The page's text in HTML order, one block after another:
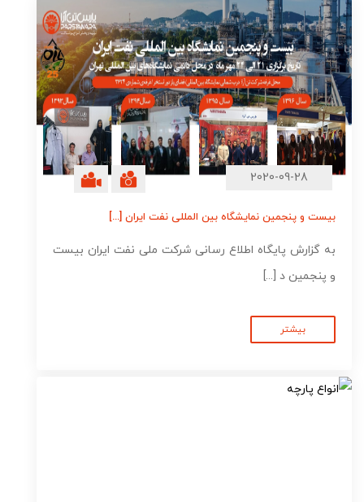
2020-09-28
بیست و پنجمین نمایشگاه بین المللی نفت ایران [...]
به گزارش پایگاه اطلاع رسانی شرکت ملی نفت ایران بیست
و پنجمین د [...]
بیشتر